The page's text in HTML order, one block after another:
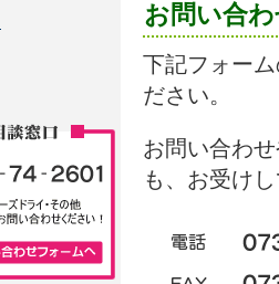
お問い合
下記フォー
ださい。
お問い合わ
も、お受け